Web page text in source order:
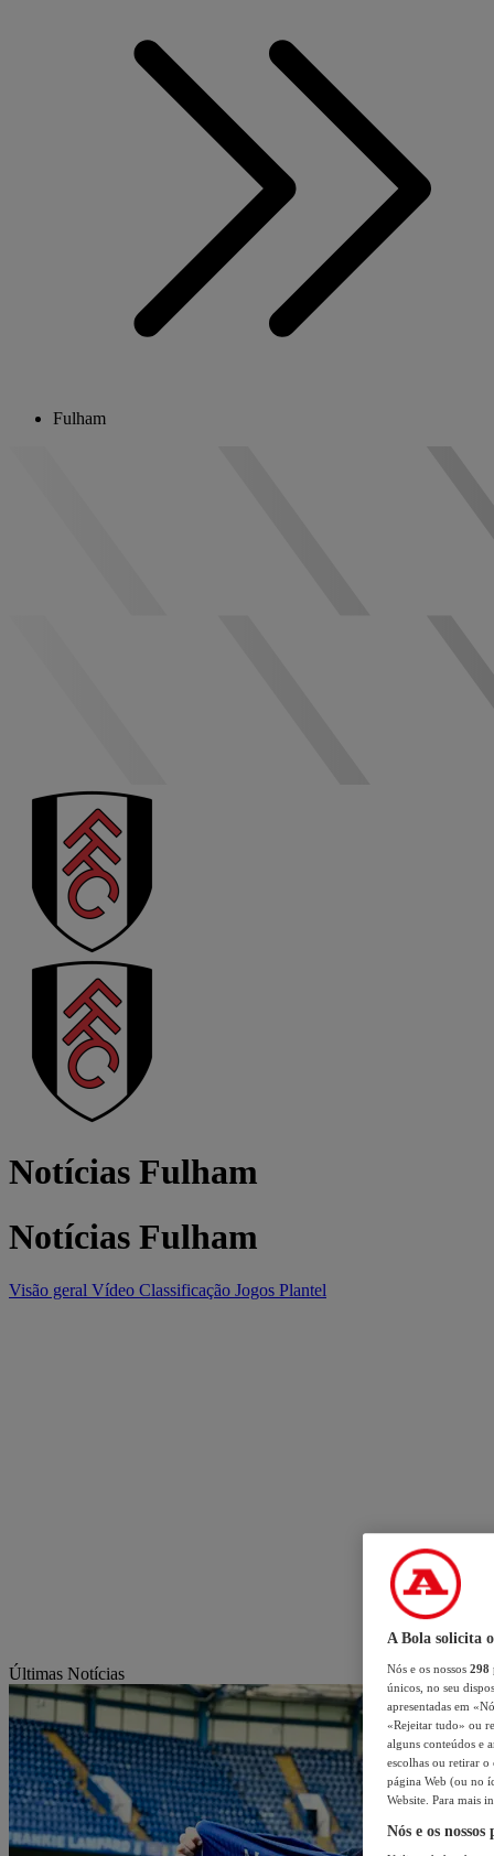
Fulham
Notícias Fulham
Notícias Fulham
Visão geral Vídeo Classificação Jogos Plantel
Últimas Notícias
A Bola solicita
Nós e os nossos 298
únicos, no seu
apresentadas em
«Rejeitar tudo» ou
alguns conteúdos e
escolhas ou retirar
página Web (ou no
Website. Para mais
Nós e os